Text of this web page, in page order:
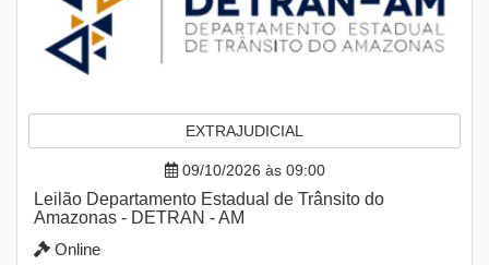
EXTRAJUDICIAL
09/10/2026 às 09:00
Leilão Departamento Estadual de Trânsito do
Amazonas - DETRAN - AM
Online